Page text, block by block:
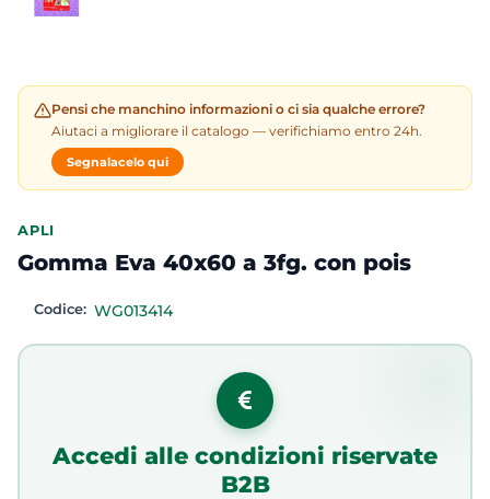
Pensi che manchino informazioni o ci sia qualche errore?
Aiutaci a migliorare il catalogo — verifichiamo entro 24h.
Segnalacelo qui
APLI
Gomma Eva 40x60 a 3fg. con pois
Codice: WG013414
Accedi alle condizioni riservate
B2B